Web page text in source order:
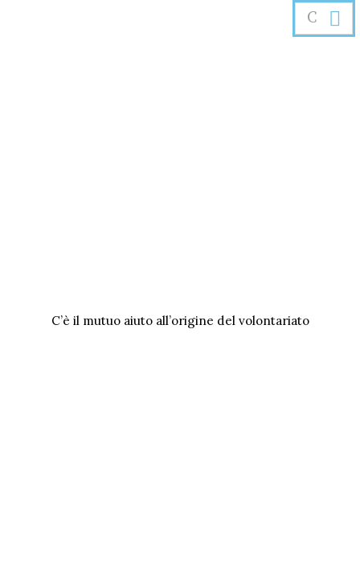
C’è il mutuo aiuto all’origine del volontariato